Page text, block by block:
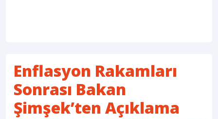
Enflasyon Rakamları
Sonrası Bakan
Şimşek’ten Açıklama